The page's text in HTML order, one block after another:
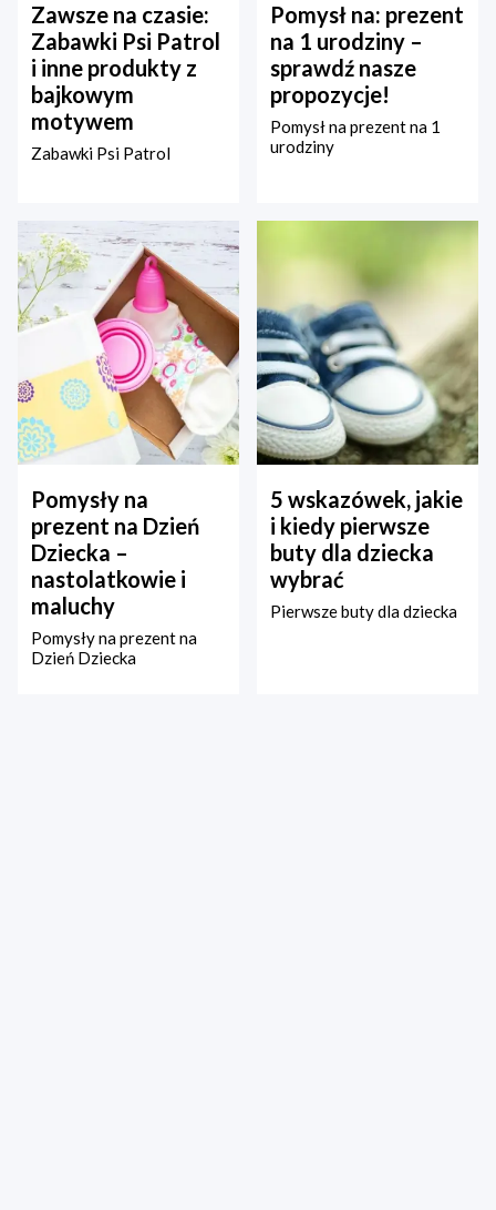
Zawsze na czasie:
Zabawki Psi Patrol
i inne produkty z
bajkowym
motywem
Zabawki Psi Patrol
Pomysł na: prezent
na 1 urodziny –
sprawdź nasze
propozycje!
Pomysł na prezent na 1
urodziny
Pomysły na
prezent na Dzień
Dziecka –
nastolatkowie i
maluchy
Pomysły na prezent na
Dzień Dziecka
5 wskazówek, jakie
i kiedy pierwsze
buty dla dziecka
wybrać
Pierwsze buty dla dziecka